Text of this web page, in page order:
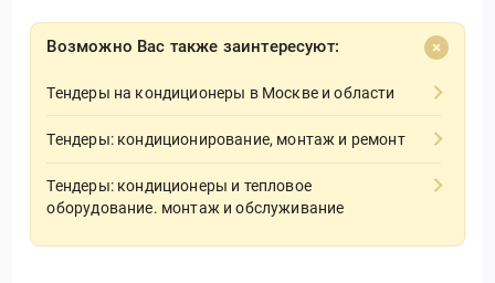
Возможно Вас также заинтересуют:
Тендеры на кондиционеры в Москве и области
Тендеры: кондиционирование, монтаж и ремонт
Тендеры: кондиционеры и тепловое
оборудование. монтаж и обслуживание